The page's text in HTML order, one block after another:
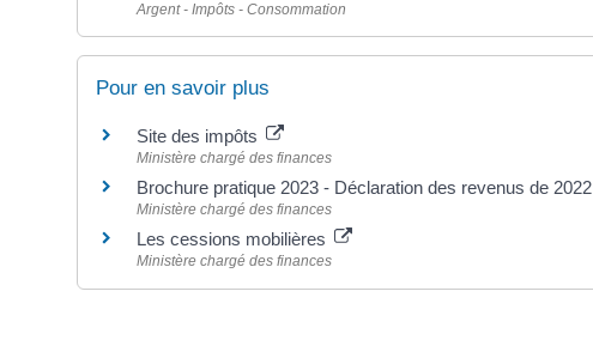
Argent - Impôts - Consommation
Pour en savoir plus
Site des impôts
Ministère chargé des finances
Brochure pratique 2023 - Déclaration des revenus de 2022
Ministère chargé des finances
Les cessions mobilières
Ministère chargé des finances